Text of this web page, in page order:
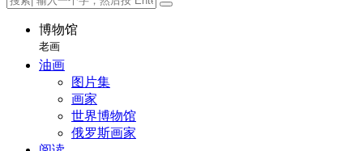
博物馆
老画
油画
图片集
画家
世界博物馆
俄罗斯画家